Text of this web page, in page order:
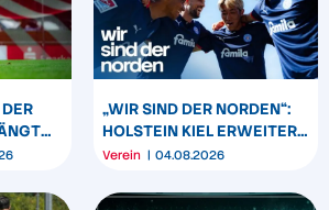
„WIR SIND DER NORDEN“:
HOLSTEIN KIEL ERWEITERT
SEIN MARKENBILD
Verein 04.08.2026